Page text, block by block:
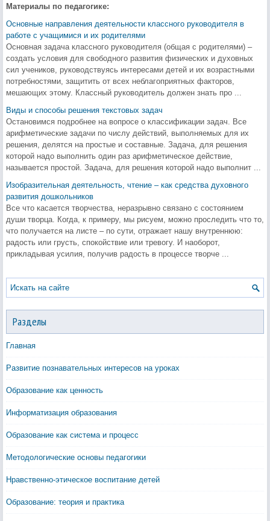
Материалы по педагогике:
Основные направления деятельности классного руководителя в
работе с учащимися и их родителями
Основная задача классного руководителя (общая с родителями) –
создать условия для свободного развития физических и духовных
сил учеников, руководствуясь интересами детей и их возрастными
потребностями, защитить от всех неблагоприятных факторов,
мешающих этому. Классный руководитель должен знать про ...
Виды и способы решения текстовых задач
Остановимся подробнее на вопросе о классификации задач. Все
арифметические задачи по числу действий, выполняемых для их
решения, делятся на простые и составные. Задача, для решения
которой надо выполнить один раз арифметическое действие,
называется простой. Задача, для решения которой надо выполнит ...
Изобразительная деятельность, чтение – как средства духовного
развития дошкольников
Все что касается творчества, неразрывно связано с состоянием
души творца. Когда, к примеру, мы рисуем, можно проследить что то,
что получается на листе – по сути, отражает нашу внутреннюю:
радость или грусть, спокойствие или тревогу. И наоборот,
прикладывая усилия, получив радость в процессе творче ...
Разделы
Главная
Развитие познавательных интересов на уроках
Образование как ценность
Информатизация образования
Образование как система и процесс
Методологические основы педагогики
Нравственно-этическое воспитание детей
Образование: теория и практика